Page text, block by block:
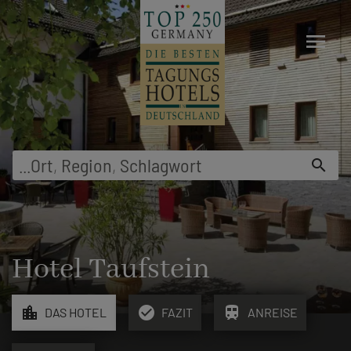
Ort, Region, Schlagwort search
menu
Hotel Taufstein
location_city DAS HOTEL check_circle FAZIT train ANREISE